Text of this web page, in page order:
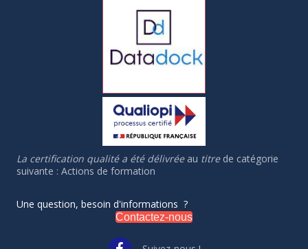
La certification qualité a été délivréeau titrede catégorie
suivante : Actions de formation
Une question, besoin d'informations ?
Contactez-nous